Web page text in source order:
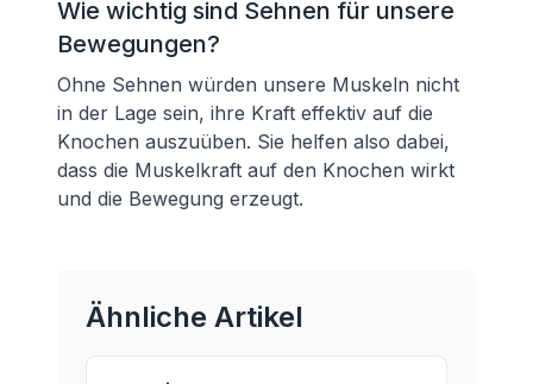
Wie wichtig sind Sehnen für unsere
Bewegungen?
Ohne Sehnen würden unsere Muskeln nicht
in der Lage sein, ihre Kraft effektiv auf die
Knochen auszuüben. Sie helfen also dabei,
dass die Muskelkraft auf den Knochen wirkt
und die Bewegung erzeugt.
Ähnliche Artikel